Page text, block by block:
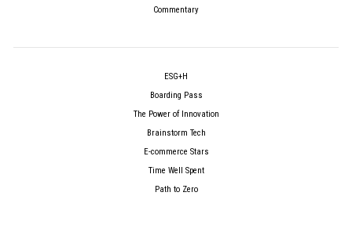
Commentary
ESG+H
Boarding Pass
The Power of Innovation
Brainstorm Tech
E-commerce Stars
Time Well Spent
Path to Zero